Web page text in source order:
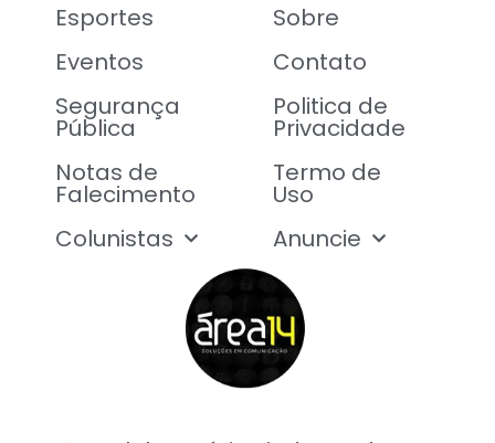
Esportes
Eventos
Segurança
Pública
Notas de
Falecimento
Colunistas
Sobre
Contato
Politica de
Privacidade
Termo de
Uso
Anuncie